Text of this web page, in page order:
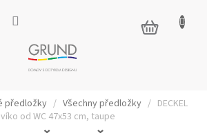
NÁKUPNÍ
KOŠÍK
předložky / Všechny předložky / DECKEL
od WC 47x53 cm, taupe